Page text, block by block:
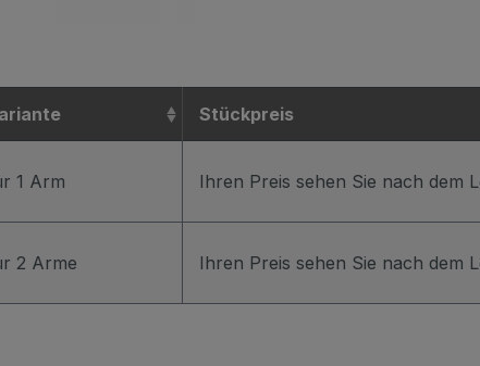
Stückpreis
1 Arm Ihren Preis sehen Sie nach dem
2 Arme Ihren Preis sehen Sie nach dem